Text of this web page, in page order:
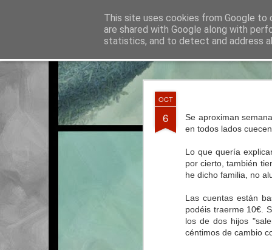
OCT
6
Se aproximan
en todos lados
Lo que quería
por cierto, también
he dicho familia, no
Las cuentas están
podéis traerme 10€.
los de dos hijos
céntimos de cambio
This site uses cookies from Google to
are shared with Google along with
statistics, and to detect and address
La otra tutoría de Javier